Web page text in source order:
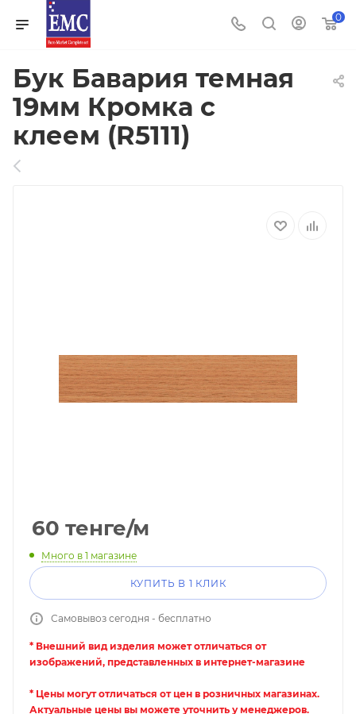
0
Бук Бавария темная
19мм Кромка с
клеем (R5111)
60 тенге/м
Много в 1 магазине
КУПИТЬ В 1 КЛИК
Самовывоз сегодня - бесплатно
* Внешний вид изделия может отличаться от
изображений, представленных в интернет-магазине
* Цены могут отличаться от цен в розничных магазинах.
Актуальные цены вы можете уточнить у менеджеров.